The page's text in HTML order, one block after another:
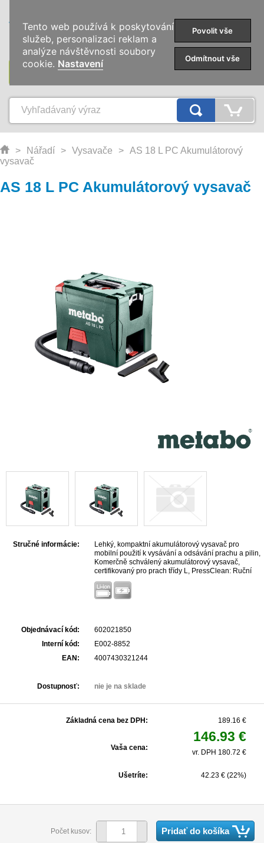
KATEGÓRIE
> Nářadí > Vysavače > AS 18 L PC Akumulátorový
vysavač
AS 18 L PC Akumulátorový vysavač
Stručné informácie:
Lehký, kompaktní akumulátorový vysavač pro
mobilní použití k vysávání a odsávání prachu a pilin,
Komerčně schválený akumulátorový vysavač,
certifikovaný pro prach třídy L, PressClean: Ruční
čištění filtru silným proudem vzduchu po stisknutí
tlačítka na vysavači během pracovních přestávek, S
integrovanou funkcí foukání: K vyfukování, sušení a
Objednávací kód:
602021850
Interní kód:
E002-8852
EAN:
4007430321244
Dostupnosť: nie je na sklade
Základná cena bez DPH: 189.16 €
Vaša cena:
146.93 €
vr. DPH 180.72 €
Ušetríte: 42.23 € (22%)
Počet kusov: Pridať do košíka
Tento web používá k poskytování
služeb, personalizaci reklam a
analýze návštěvnosti soubory
cookie. Nastavení
Povolit vše
Odmítnout vše